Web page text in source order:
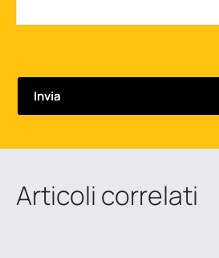
Articoli correlati